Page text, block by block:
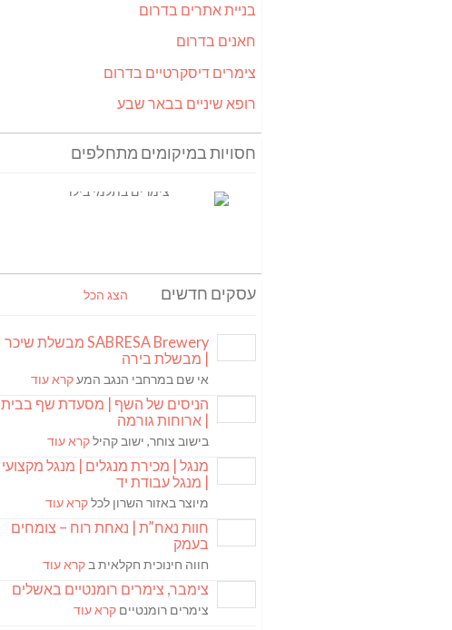
בניית אתרים בדרום
חאנים בדרום
צימרים דיסקרטיים בדרום
רופא שיניים בבאר שבע
חסויות במיקומים מתחלפים
עסקים חדשים הצג הכל
SABRESA Brewery מבשלת שיכר
| מבשלת בירה
אי שם במרחבי הנגב המעקרא עוד
הניסים של השף | מסעדת שף בבית
| ארוחות גורמה
בישוב צוחר, ישוב קהילקרא עוד
מנגל | מכירת מנגלים | מנגל מקצועי
| מנגל עבודת יד
מיוצר באזור השרון לכלקרא עוד
חוות נאח”ת | נאחת רוח – צומחים
בעמק
חווה חינוכית חקלאית ב קרא עוד
צימבר, צימרים רומנטיים באשלים
צימרים רומנטיים קרא עוד